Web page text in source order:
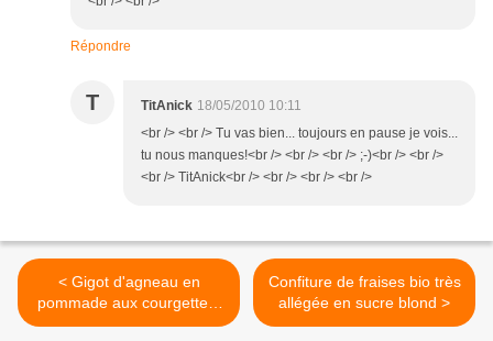
Répondre
T TitAnick 18/05/2010 10:11
<br /> <br /> Tu vas bien... toujours en pause je vois...
tu nous manques!<br /> <br /> <br /> ;-)<br /> <br />
<br /> TitAnick<br /> <br /> <br /> <br />
< Gigot d'agneau en
pommade aux courgettes,
tomates jaunes et ail frais
Confiture de fraises bio très
allégée en sucre blond >